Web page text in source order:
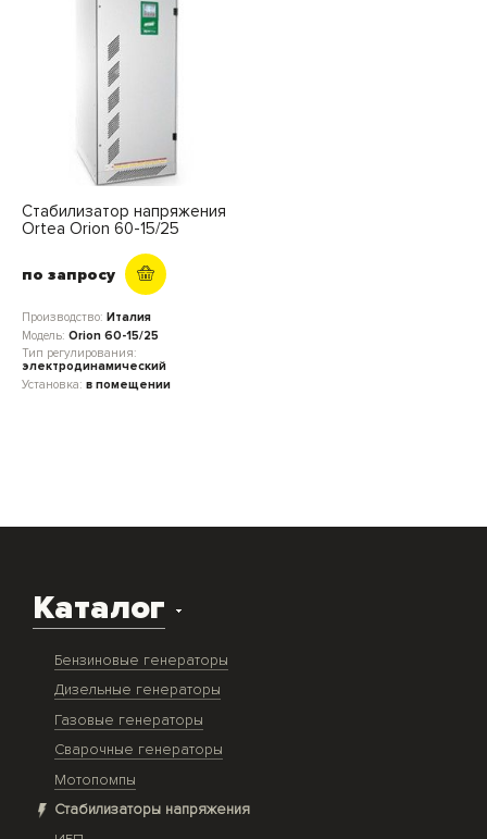
Стабилизатор напряжения
Ortea Orion 60-15/25
по запросу
Производство: Италия
Модель: Orion 60-15/25
Тип регулирования:
электродинамический
Установка: в помещении
Каталог
Бензиновые генераторы
Дизельные генераторы
Газовые генераторы
Сварочные генераторы
Мотопомпы
Стабилизаторы напряжения